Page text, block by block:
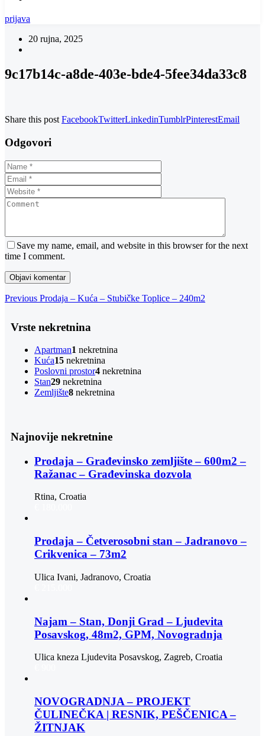
prijava
20 rujna, 2025
9c17b14c-a8de-403e-bde4-5fee34da33c8
Share this post FacebookTwitterLinkedinTumblrPinterestEmail
Odgovori
Save my name, email, and website in this browser for the next
time I comment.
Navigacija
Previous
Previous Prodaja – Kuća – Stubičke Toplice – 240m2
Vrste nekretnina
Apartman1 nekretnina
Kuća15 nekretnina
Poslovni prostor4 nekretnina
Stan29 nekretnina
Zemljište8 nekretnina
Najnovije nekretnine
Prodaja – Građevinsko zemljište – 600m2 –
Ražanac – Građevinska dozvola
Rtina, Croatia
Prodaja – Četverosobni stan – Jadranovo –
Crikvenica – 73m2
Ulica Ivani, Jadranovo, Croatia
Najam – Stan, Donji Grad – Ljudevita
Posavskog, 48m2, GPM, Novogradnja
Ulica kneza Ljudevita Posavskog, Zagreb, Croatia
NOVOGRADNJA – PROJEKT
ČULINEČKA | RESNIK, PEŠČENICA –
ŽITNJAK